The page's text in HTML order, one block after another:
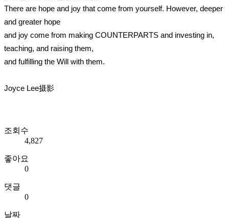
There are hope and joy that come from yourself. However, deeper
and greater hope
and joy come from making COUNTERPARTS and investing in,
teaching, and raising them,
and fulfilling the Will with them.
Joyce Lee摄影
조회수
4,827
좋아요
0
댓글
0
날짜